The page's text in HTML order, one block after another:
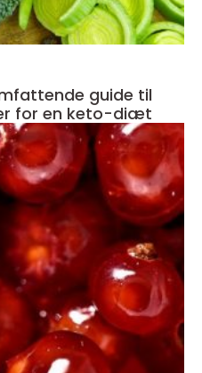
guide til
for en keto-diæt